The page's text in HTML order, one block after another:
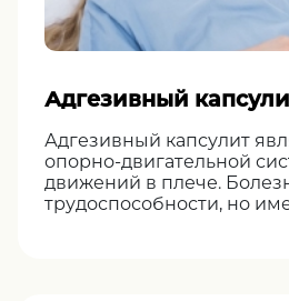
Адгезивный
Адгезивный капсулит
опорно-двигательной
движений в плече.
трудоспособности, но